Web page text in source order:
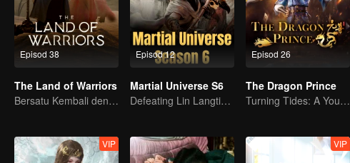
Episod 38
The Land of Warriors
Bersatu Kembali dengan Penuh Semangat!
Episod 12
Martial Universe S6
Defeating Lin Langtian, rising to the championship.
Episod 26
The Dragon Prince
Turning Tides: A Young Writer's Odyssey
VIP VIP